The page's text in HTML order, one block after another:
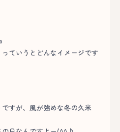
ていうとどんなイメージです
すが、風が強めな冬の久米